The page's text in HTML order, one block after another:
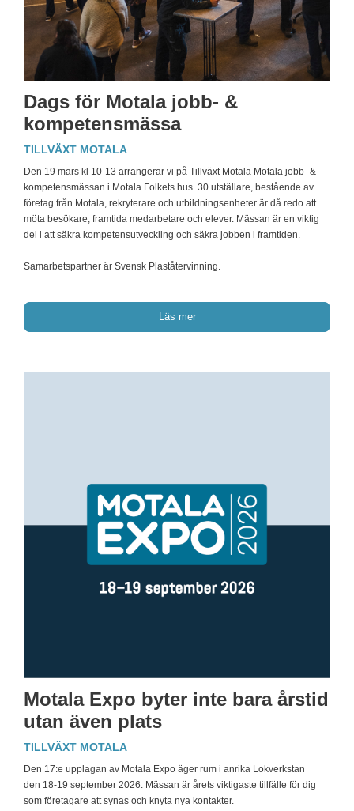
Dags för Motala jobb- &
kompetensmässa
TILLVÄXT MOTALA
Den 19 mars kl 10-13 arrangerar vi på Tillväxt Motala Motala jobb- &
kompetensmässan i Motala Folkets hus. 30 utställare, bestående av
företag från Motala, rekryterare och utbildningsenheter är då redo att
möta besökare, framtida medarbetare och elever. Mässan är en viktig
del i att säkra kompetensutveckling och säkra jobben i framtiden.
Samarbetspartner är Svensk Plaståtervinning.
Läs mer
Motala Expo byter inte bara årstid
utan även plats
TILLVÄXT MOTALA
Den 17:e upplagan av Motala Expo äger rum i anrika Lokverkstan
den 18-19 september 2026. Mässan är årets viktigaste tillfälle för dig
som företagare att synas och knyta nya kontakter.